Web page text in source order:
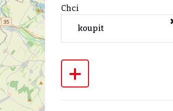
Chci
koupit
+